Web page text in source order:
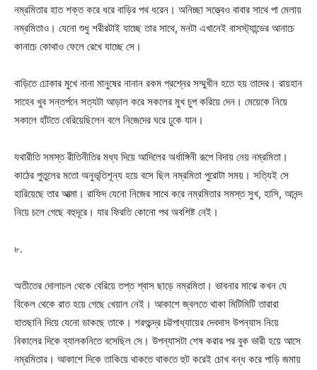
নম্রমিতার হাত শক্ত করে ধরে বাড়ির পথ ধরেন। অনিচ্ছা সত্ত্বেও বাবার সাথে পা মেলায়
নম্রমিতাও। যেনো শুধু শরীরটাই যাচ্ছে তার সাথে, মনটা এখানেই বাসস্ট্যান্ডের আনাচে
কানাচে কোথাও ফেলে রেখে যাচ্ছে সে।
বাড়িতে ঢোকার মুখে নানা মানুষের নানান রকম প্রশ্নের সম্মুখীন হতে হয় তাদের। রায়হান
সাহেব খুব সন্তর্পনে সত্যটা আড়াল করে সকলের মুখ চুপ করিয়ে দেন। মেয়েকে নিয়ে
সকালে হাঁটতে বেরিয়েছিলেন বলে নিজেদের ঘরে ঢুকে যান।
যথারীতি সমস্ত রীতিনীতির মধ্য দিয়ে আদিলের অর্ধাঙ্গিনী রূপে বিদায় নেয় নম্রমিতা।
কাঠের পুতুলের মতো অনুভূতিশূন্য হয়ে বসে ছিল নম্রমিতা পুরোটা সময়। সত্যিই সে
হারিয়েছে তার আত্মা। রাফিদ যেনো নিজের সাথে করে নম্রমিতার সমস্ত সুখ, হাসি, আনন্দ
নিয়ে চলে গেছে বহুদূরে। যার ফিরতি কোনো পথ অবশিষ্ট নেই।
৮.
অতীতের দোলাচল থেকে বেরিয়ে তপ্ত শ্বাস ছাড়ে নম্রমিতা। ভাবনার মাঝে কখন যে
বিকেল থেকে রাত হয়ে গেছে খেয়াল নেই। আকাশে জ্বলতে থাকা মিটিমিটি তারারা
হাতছানি দিয়ে যেনো ডাকছে তাকে। শরৎচন্দ্র চট্টপাধ্যায়ের দেবদাস উপন্যাস নিয়ে
বিকালের দিকে ব্যালকনিতে বসেছিল সে। উপন্যাসটা শেষ করার পর বুক ভারী হয়ে আসে
নম্রমিতার। আকাশে দিকে তাকিয়ে থাকতে থাকতে হুট করেই চোখ বন্ধ করে পাড়ি জমায়